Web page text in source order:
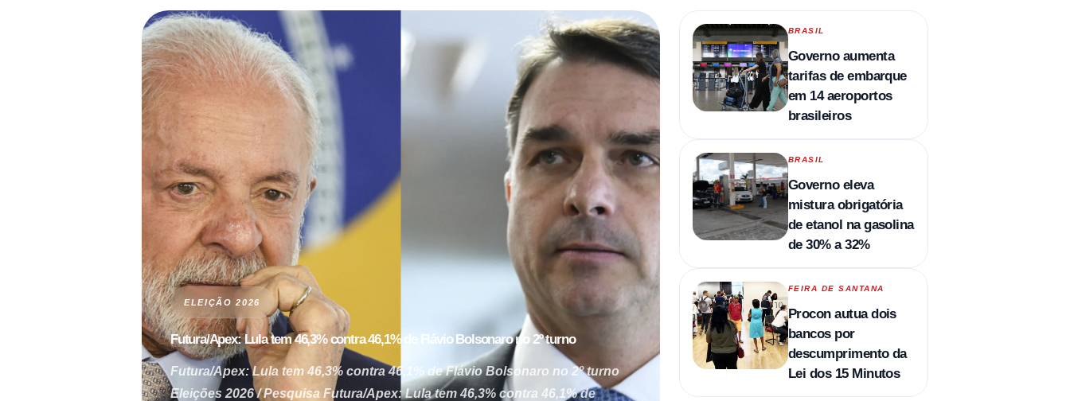
ELEIÇÃO 2026
Futura/Apex: Lula tem 46,3% contra 46,1% de Flávio Bolsonaro no 2º turno
Futura/Apex: Lula tem 46,3% contra 46,1% de Flávio Bolsonaro no 2º turno
Eleições 2026 / Pesquisa Futura/Apex: Lula tem 46,3% contra 46,1% de
BRASIL
Governo aumenta
tarifas de embarque
em 14 aeroportos
brasileiros
BRASIL
Governo eleva
mistura obrigatória
de etanol na gasolina
de 30% a 32%
FEIRA DE SANTANA
Procon autua dois
bancos por
descumprimento da
Lei dos 15 Minutos